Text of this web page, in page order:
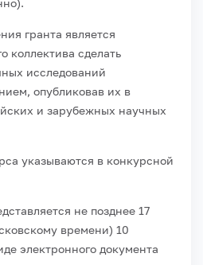
гранта является
коллектива сделать
исследований
опубликовав их в
и зарубежных научных
указываются в конкурсной
не позднее 17
времени) 10
электронного документа